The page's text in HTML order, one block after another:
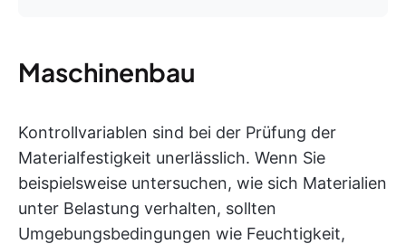
Maschinenbau
Kontrollvariablen sind bei der Prüfung der
Materialfestigkeit unerlässlich. Wenn Sie
beispielsweise untersuchen, wie sich Materialien
unter Belastung verhalten, sollten
Umgebungsbedingungen wie Feuchtigkeit,